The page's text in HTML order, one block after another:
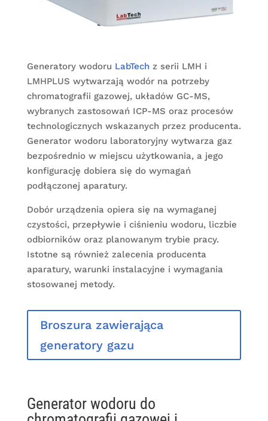
Generatory wodoru LabTech z serii LMH i
LMHPLUS wytwarzają wodór na potrzeby
chromatografii gazowej, układów GC-MS,
wybranych zastosowań ICP-MS oraz procesów
technologicznych wskazanych przez producenta.
Generator wodoru laboratoryjny wytwarza gaz
bezpośrednio w miejscu użytkowania, a jego
konfigurację dobiera się do wymagań
podłączonej aparatury.
Dobór urządzenia opiera się na wymaganej
czystości, przepływie i ciśnieniu wodoru, liczbie
odbiorników oraz planowanym trybie pracy.
Istotne są również zalecenia producenta
aparatury, warunki instalacyjne i wymagania
stosowanej metody.
Broszura zawierająca
generatory gazu
Generator wodoru do